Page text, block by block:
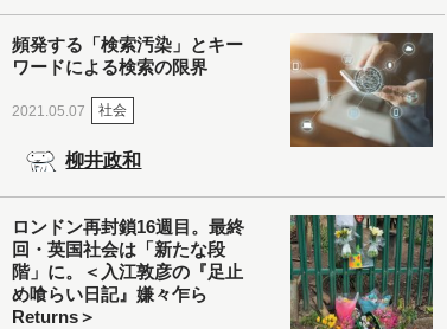
頻発する「検索汚染」とキー
ワードによる検索の限界
2021.05.07 社会
柳井政和
ロンドン再封鎖16週目。最終
回・英国社会は「新たな段
階」に。＜入江敦彦の『足止
め喰らい日記』嫌々乍ら
Returns＞